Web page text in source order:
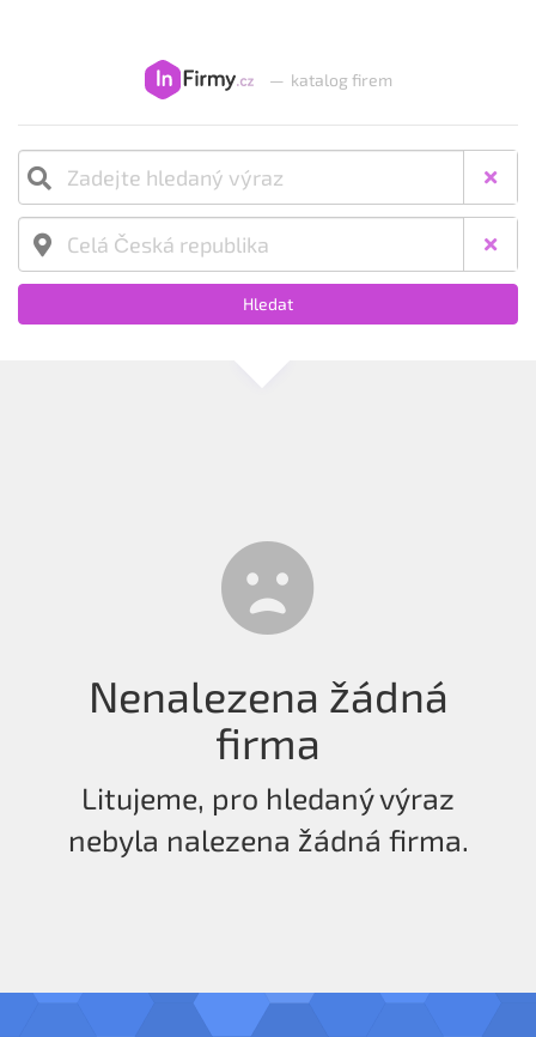
— katalog firem
Hledat
Nenalezena žádná
firma
Litujeme, pro hledaný výraz
nebyla nalezena žádná firma.